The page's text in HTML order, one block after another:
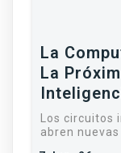
La
La
Los
abren